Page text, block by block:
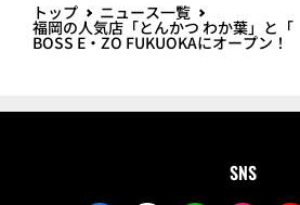
トップ ニュース一覧
福岡の人気店「とんかつ わか葉」と
BOSS E・ZO FUKUOKAにオープン！
SNS